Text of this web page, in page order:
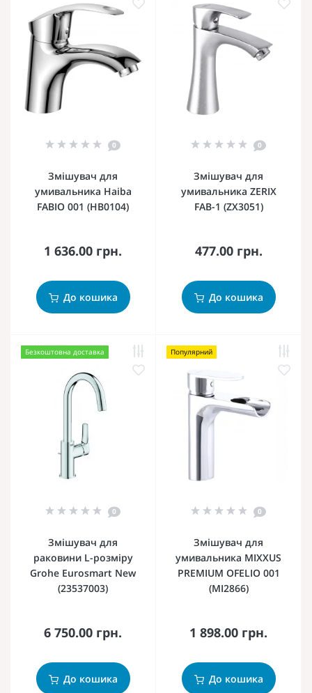
0
Змішувач для
умивальника Haiba
FABIO 001 (HB0104)
1 636.00 грн.
До кошика
0
Змішувач для
умивальника ZERIX
FAB-1 (ZX3051)
477.00 грн.
До кошика
Безкоштовна доставка
0
Змішувач для
раковини L-розміру
Grohe Eurosmart New
(23537003)
6 750.00 грн.
До кошика
Популярний
0
Змішувач для
умивальника MIXXUS
PREMIUM OFELIO 001
(MI2866)
1 898.00 грн.
До кошика